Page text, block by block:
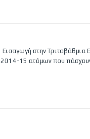
Eισαγωγή στην Τριτοβάθμια
2014-15 ατόμων που